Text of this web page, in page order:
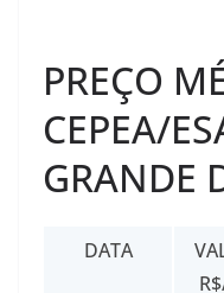
PREÇO
CEPEA/
GRANDE
DATA